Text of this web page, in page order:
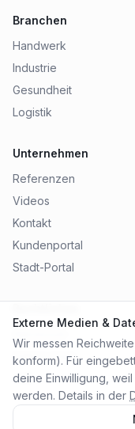
Branchen
Handwerk
Industrie
Gesundheit
Logistik
Unternehmen
Referenzen
Videos
Kontakt
Kundenportal
Stadt-Portal
Datenschutz
AGB
Externe Medien &
Wir messen
konform). Für
deine Einwilligung,
werden. Details in der